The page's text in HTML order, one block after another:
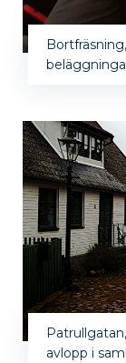
avlopp i